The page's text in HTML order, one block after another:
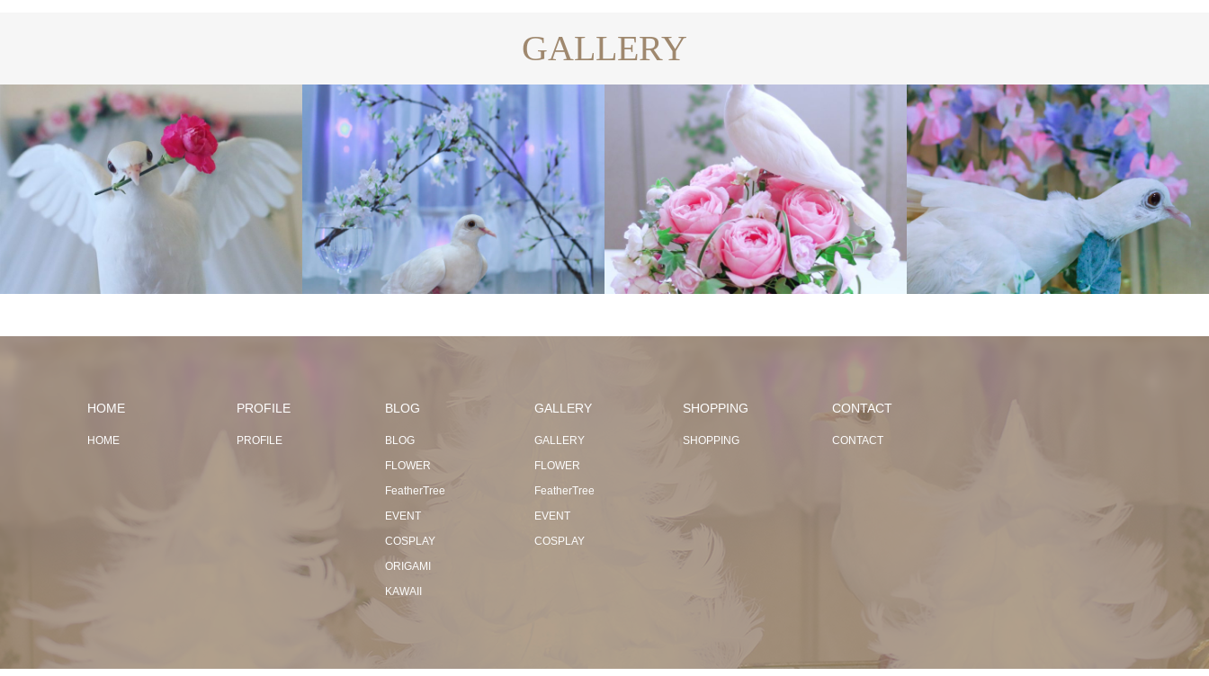
GALLERY
HOME
HOME
PROFILE
PROFILE
BLOG
BLOG
FLOWER
FeatherTree
EVENT
COSPLAY
ORIGAMI
KAWAII
GALLERY
GALLERY
FLOWER
FeatherTree
EVENT
COSPLAY
SHOPPING
SHOPPING
CONTACT
CONTACT